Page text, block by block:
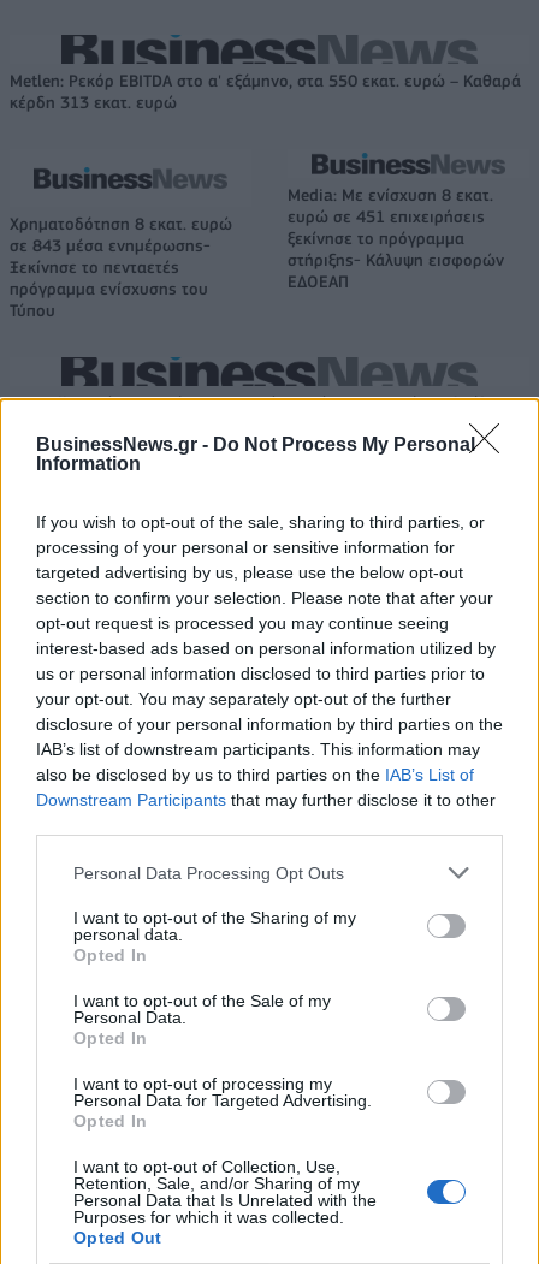
BusinessNews.gr - Do Not Process My Personal
Information
If you wish to opt-out of the sale, sharing to third parties, or
processing of your personal or sensitive information for
targeted advertising by us, please use the below opt-out
section to confirm your selection. Please note that after your
opt-out request is processed you may continue seeing
interest-based ads based on personal information utilized by
us or personal information disclosed to third parties prior to
your opt-out. You may separately opt-out of the further
disclosure of your personal information by third parties on the
IAB’s list of downstream participants. This information may
also be disclosed by us to third parties on the IAB’s List of
Downstream Participants that may further disclose it to other
Personal Data Processing Opt Outs
I want to opt-out of the Sharing of my
personal data.
Opted In
I want to opt-out of the Sale of my
Personal Data.
Opted In
I want to opt-out of processing my
Personal Data for Targeted Advertising.
Opted In
I want to opt-out of Collection, Use,
Retention, Sale, and/or Sharing of my
Personal Data that Is Unrelated with the
Purposes for which it was collected.
Opted Out
Metlen: Ρεκόρ EBITDA στο α' εξάμηνο, στα 550 εκατ. ευρώ – Καθαρά
κέρδη 313 εκατ. ευρώ
Χρηματοδότηση 8 εκατ. ευρώ
σε 843 μέσα ενημέρωσης-
Ξεκίνησε το πενταετές
πρόγραμμα ενίσχυσης του
Τύπου
Media: Με ενίσχυση 8 εκατ.
ευρώ σε 451 επιχειρήσεις
ξεκίνησε το πρόγραμμα
στήριξης- Κάλυψη εισφορών
ΕΔΟΕΑΠ
IAB Hellas: Νέα Διοικούσα Επιτροπή και νέο Διοικητικό Συμβούλιο -
Νέο Audi A2 e-tron με στόχο
την κορυφή της
αποδοτικότητας
Η Chery επενδύει 75 εκατ.
δολάρια στην KG Mobility
Το FIAT 500 Hybrid τώρα από 18.990 ευρώ
Παγκόσμιο Κύπελλο Γυναικών:
Με Κέιτλιν Κλαρκ η δωδεκάδα
των ΗΠΑ
Μακάμπι Τελ Αβίβ: Ανακοίνωσε
φιλικές αναμετρήσεις με
Ολυμπιακό και Άρη
HELLENiQ ENERGY: Κέρδη 393 εκατ. ευρώ στο α' εξάμηνο – Στα 734
Viohalco: Αυξημένος κατά 14%
ο τζίρος στο α' εξάμηνο, στα 4,3
τα EBITDA
ΥΠΕΘΟΟ: Νέες επενδύσεις 1
Η συμφωνία Arval-Athlon αναδιαμορφώνει την αγορά leasing